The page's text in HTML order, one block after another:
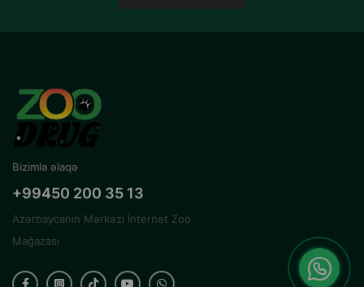
Bizimlə əlaqə
+99450 200 35 13
Azərbaycanın Mərkəzi İnternet Zoo
Mağazası